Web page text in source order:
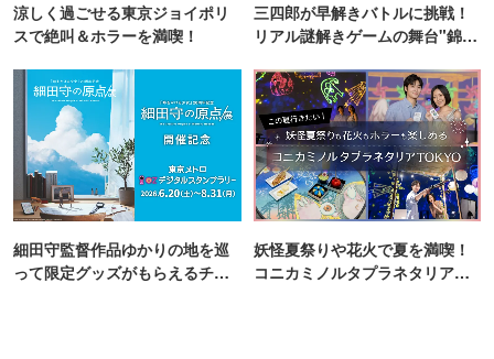
涼しく過ごせる東京ジョイポリ
スで絶叫＆ホラーを満喫！
三四郎が早解きバトルに挑戦！
リアル謎解きゲームの舞台"錦糸
細田守監督作品ゆかりの地を巡
って限定グッズがもらえるチャ
妖怪夏祭りや花火で夏を満喫！
コニカミノルタプラネタリア